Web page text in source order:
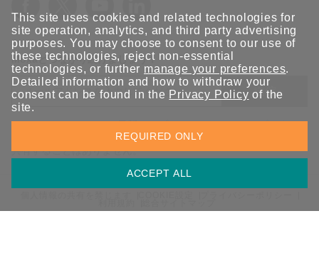
Moxaとつながり続けましょう！
送信
Moxaソリューションの最新アップデートにサインアップしま
す。 Moxaではプライバシーを尊重しており、メールを他の人と
共有することはありません。
This site uses cookies and related technologies for
site operation, analytics, and third party advertising
purposes. You may choose to consent to our use of
these technologies, reject non-essential
technologies, or further manage your preferences.
Detailed information and how to withdraw your
consent can be found in the Privacy Policy of the
site.
ACCEPT ALL
REQUIRED ONLY